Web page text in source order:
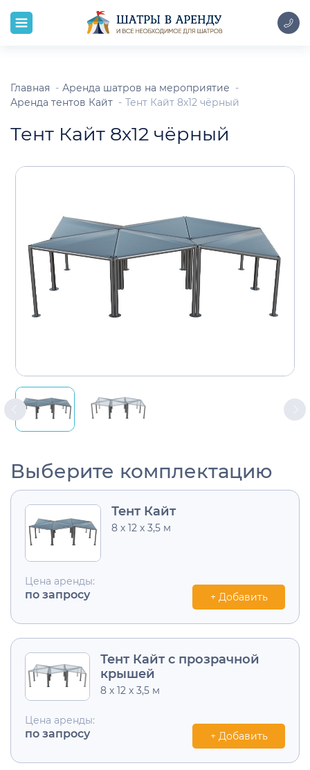
Главная
Аренда шатров на мероприятие
Аренда тентов Кайт
Тент Кайт 8х12 чёрный
Тент Кайт 8х12 чёрный
Выберите комплектацию
Тент Кайт
8 х 12 х 3,5 м
Цена аренды:
по запросу + Добавить
Тент Кайт с прозрачной
крышей
8 х 12 х 3,5 м
Цена аренды:
по запросу + Добавить